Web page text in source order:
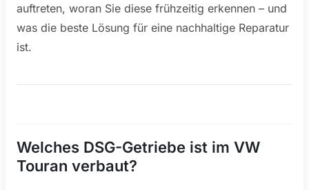
auftreten, woran Sie diese frühzeitig erkennen – und
was die beste Lösung für eine nachhaltige Reparatur
ist.
Welches DSG-Getriebe ist im VW
Touran verbaut?